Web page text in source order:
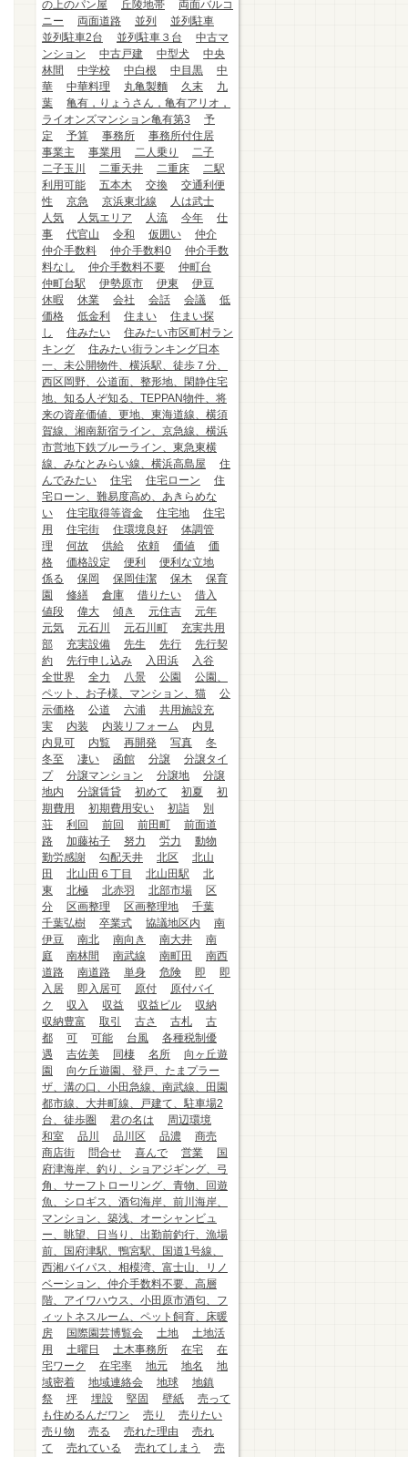
の上のパン屋
丘陵地帯
両面バルコ
ニー
両面道路 並列
並列駐車
並列駐車2台
並列駐車３台
中古マ
ンション
中古戸建 中型犬
中央
林間
中学校 中白根 中目黒
中
華
中華料理 丸亀製麵 久末
九
葉
亀有，りょうさん，亀有アリオ，
ライオンズマンション亀有第3
予
定
予算 事務所
事務所付住居
事業主
事業用 二人乗り
二子
二子玉川
二重天井 二重床
二駅
利用可能
五本木 交換
交通利便
性
京急 京浜東北線
人は武士
人気
人気エリア 人流 今年
仕
事
代官山 令和 仮囲い
仲介
仲介手数料
仲介手数料0
仲介手数
料なし
仲介手数料不要
仲町台
仲町台駅
伊勢原市 伊東
伊豆
休暇
休業 会社 会話 会議
低
価格
低金利 住まい
住まい探
し
住みたい
住みたい市区町村ラン
キング
住みたい街ランキング日本
一、未公開物件、横浜駅、徒歩７分、
西区岡野、公道面、整形地、閑静住宅
地、知る人ぞ知る、TEPPAN物件、将
来の資産価値、更地、東海道線、横須
賀線、湘南新宿ライン、京急線、横浜
市営地下鉄ブルーライン、東急東横
線、みなとみらい線、横浜高島屋
住
んでみたい
住宅 住宅ローン
住
宅ローン、難易度高め、あきらめな
い
住宅取得等資金 住宅地
住宅
用
住宅街 住環境良好
体調管
理
何故 供給 依頼 価値
価
格
価格設定 便利
便利な立地
係る
保岡 保岡佳潔 保木
保育
園
修繕 倉庫 借りたい
借入
値段
偉大 傾き 元住吉
元年
元気
元石川 元石川町
充実共用
部
充実設備 先生 先行
先行契
約
先行申し込み 入田浜
入谷
全世界
全力 八景 公園
公園、
ペット、お子様、マンション、猫
公
示価格
公道 六浦
共用施設充
実
内装 内装リフォーム
内見
内見可
内覧 再開発 写真
冬
冬至
凄い 函館 分譲
分譲タイ
プ
分譲マンション 分譲地
分譲
地内
分譲賃貸 初めて 初夏
初
期費用
初期費用安い 初詣
別
荘
利回 前回 前田町
前面道
路
加藤祐子 努力 労力
動物
勤労感謝
勾配天井 北区
北山
田
北山田６丁目 北山田駅
北
東
北極 北赤羽 北部市場
区
分
区画整理 区画整理地
千葉
千葉弘樹
卒業式 協議地区内
南
伊豆
南北 南向き 南大井
南
庭
南林間 南武線 南町田
南西
道路
南道路 単身 危険 即
即
入居
即入居可 原付
原付バイ
ク
収入 収益 収益ビル
収納
収納豊富
取引 古さ 古札
古
都
可 可能 台風
各種税制優
遇
吉佐美 同棲 名所
向ヶ丘遊
園
向ケ丘遊園、登戸、たまプラー
ザ、溝の口、小田急線、南武線、田園
都市線、大井町線、戸建て、駐車場2
台、徒歩圏
君の名は
周辺環境
和室
品川 品川区 品濃
商売
商店街
問合せ 喜んで 営業
国
府津海岸、釣り、ショアジギング、弓
角、サーフトローリング、青物、回遊
魚、シロギス、酒匂海岸、前川海岸、
マンション、築浅、オーシャンビュ
ー、眺望、日当り、出勤前釣行、漁場
前、国府津駅、鴨宮駅、国道1号線、
西湘バイパス、相模湾、富士山、リノ
ベーション、仲介手数料不要、高層
階、アイワハウス、小田原市酒匂、フ
ィットネスルーム、ペット飼育、床暖
房
国際園芸博覧会 土地
土地活
用
土曜日 土木事務所 在宅
在
宅ワーク
在宅率 地元 地名
地
域密着
地域連絡会 地球
地鎮
祭
坪 埋設 堅固 壁紙
売って
も住めるんだワン
売り
売りたい
売り物
売る 売れた理由
売れ
て
売れている 売れてしまう
売